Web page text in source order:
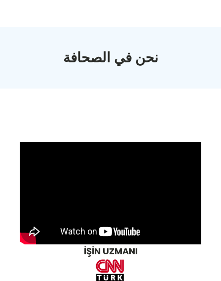
نحن في الصحافة
İŞİN UZMANI